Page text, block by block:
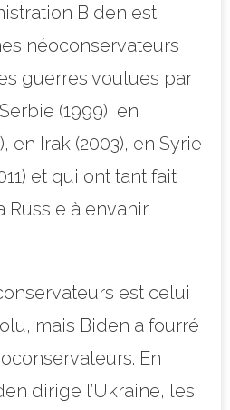
Biden est
néoconservateurs
guerres voulues par
(1999), en
en Irak (2003), en Syrie
et qui ont tant fait
Russie à envahir
est celui
mais Biden a fourré
En
dirige l’Ukraine, les